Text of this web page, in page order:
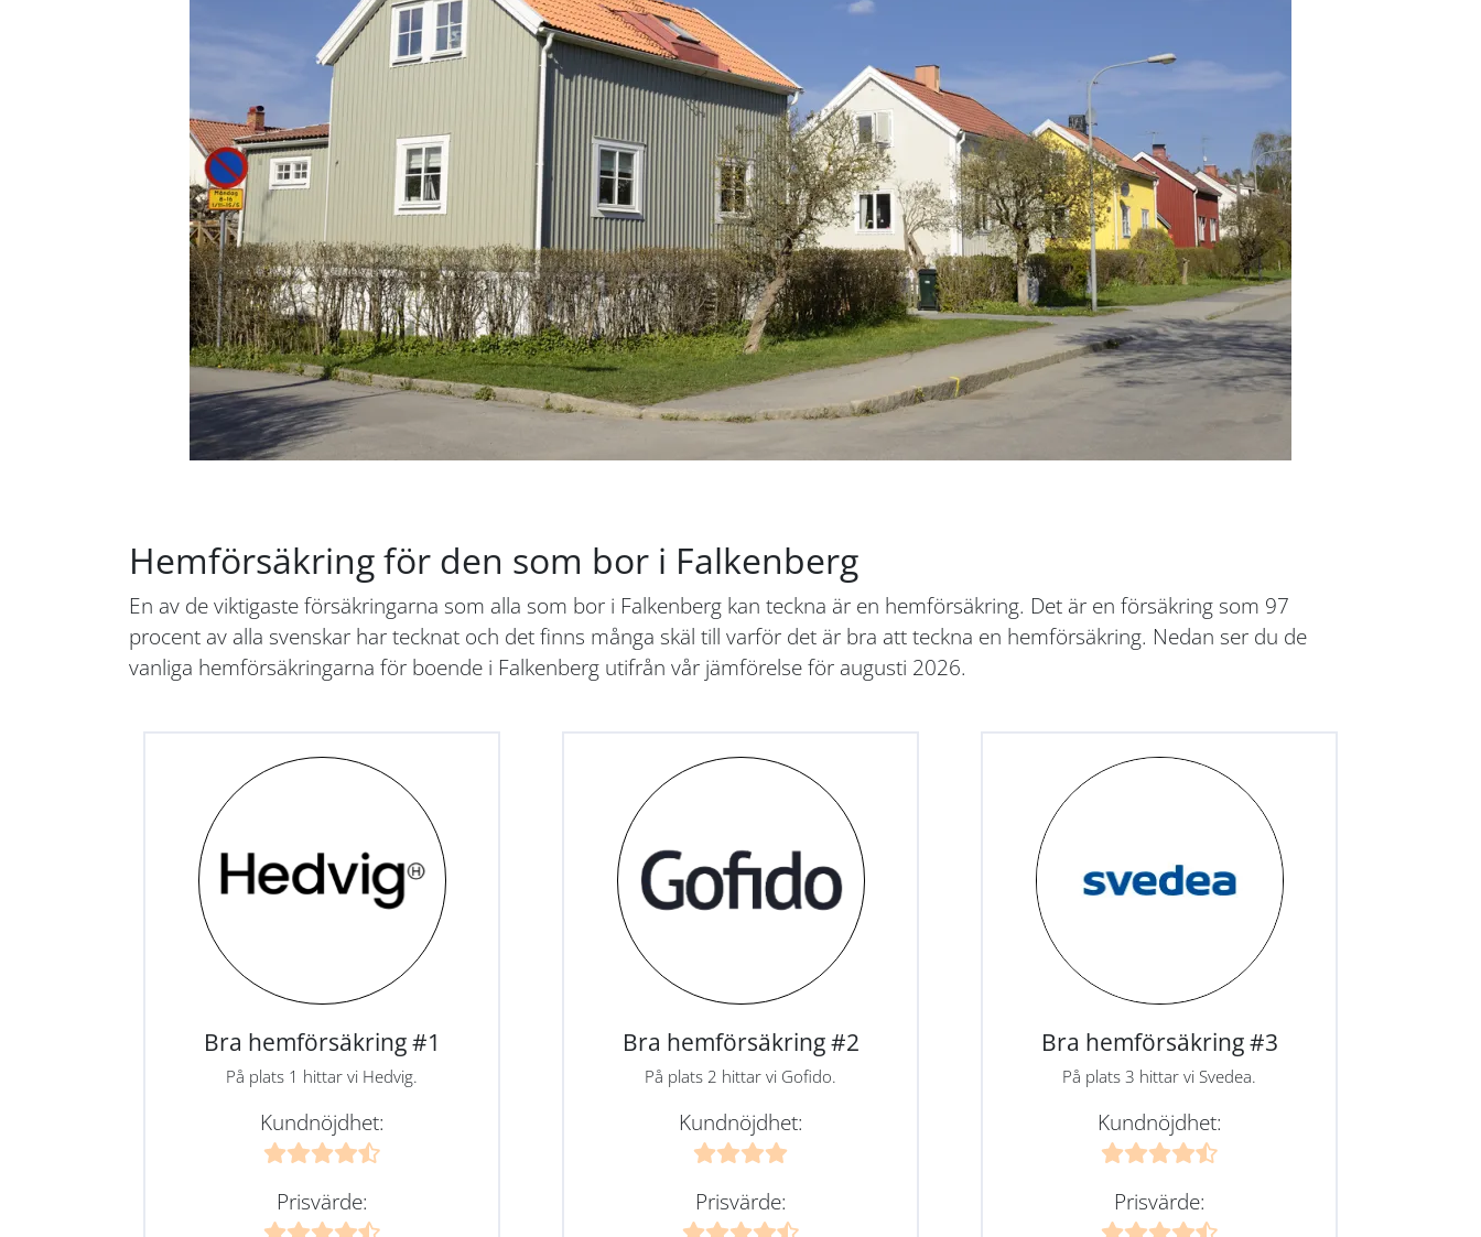
Hemförsäkring för den som bor i Falkenberg
En av de viktigaste försäkringarna som alla som bor i Falkenberg kan teckna är en hemförsäkring. Det är en försäkring som 97
procent av alla svenskar har tecknat och det finns många skäl till varför det är bra att teckna en hemförsäkring. Nedan ser du de
vanliga hemförsäkringarna för boende i Falkenberg utifrån vår jämförelse för augusti 2026.
Bra hemförsäkring #1
På plats 1 hittar vi Hedvig.
Kundnöjdhet:
Prisvärde:
Bra hemförsäkring #2
På plats 2 hittar vi Gofido.
Kundnöjdhet:
Prisvärde:
Bra hemförsäkring #3
På plats 3 hittar vi Svedea.
Kundnöjdhet:
Prisvärde: